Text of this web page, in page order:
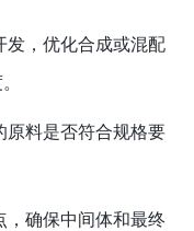
发，优化合成或混配
原料是否符合规格要
，确保中间体和最终